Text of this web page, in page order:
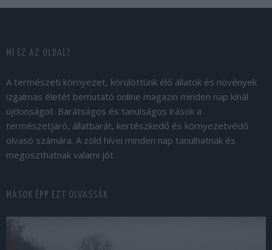
MI EZ AZ OLDAL?
A természeti környezet, körülöttünk élő állatok és növények
izgalmas életét bemutató online magazin minden nap kínál
újdonságot. Barátságos és tanulságos írások a
természetjáró, állatbarát, kertészkedő és környezetvédő
olvasó számára. A zöld hívei minden nap tanulhatnak és
megoszthatnak valami jót.
MÁSOK ÉPP EZT OLVASSÁK